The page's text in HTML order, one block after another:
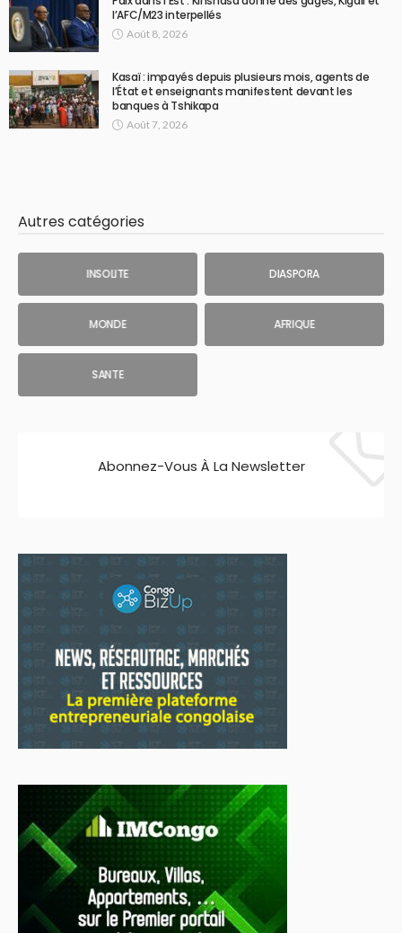
l’AFC/M23 interpellés
Août 8, 2026
Kasaï : impayés depuis plusieurs mois, agents de
l’État et enseignants manifestent devant les
banques à Tshikapa
Août 7, 2026
Autres catégories
INSOLITE DIASPORA
MONDE AFRIQUE
SANTE
Abonnez-Vous À La Newsletter